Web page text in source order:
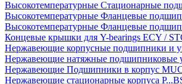
Высокотемпературные Стационарные
Высокотемпературные Фланцевые
Высокотемпературные Фланцевые
Концевые крышки для Y-bearings ECY /
Нержавеющие корпусные подшипники и
Нержавеющие натяжные подшипниковые
Нержавеющие Подшипники в корпус
Нержавеющие стационарные корпуса